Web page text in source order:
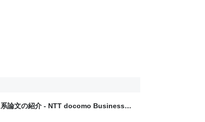
論文の紹介 - NTT docomo Business